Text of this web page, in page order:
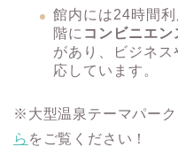
館内には24時間
階に コンビニエン
があり、ビジネ
応しています。
※大型温泉テーマパー
ら をご覧ください！